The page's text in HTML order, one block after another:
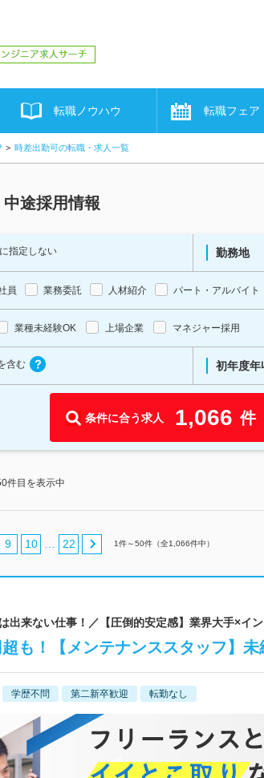
転職ノウハウ 転職フェア
時差出勤可の転職・求人一覧
途採用情報
指定しない 勤務地
員 業務委託 人材紹介 パート・アルバイト
業種未経験OK 上場企業 マネジャー採用
含む 初年度年
条件に合う求人 1,066 件
件目を表示中
9 10 … 22 1件～50件（全1,066件中）
出来ない仕事！／【圧倒的安定感】業界大手×イ
も！【メンテナンススタッフ】
学歴不問 第二新卒歓迎 転勤なし